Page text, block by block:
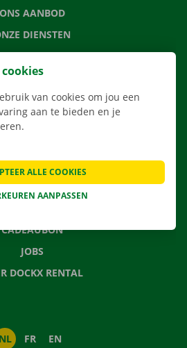
ONS AANBOD
DIENSTEN
LOCATIES
APP
ONS
VRAGEN
CADEAUBON
JOBS
DOCKX RENTAL
NL FR EN
van cookies om jou een
aan te bieden en je
AANPASSEN
ALLE COOKIES